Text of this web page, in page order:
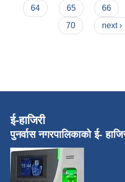
64
65 66
70
next ›
ई-हाजिरी
पुनर्वास नगरपालिकाको ई-